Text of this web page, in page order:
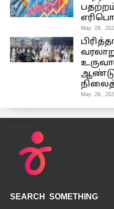
May 28,
May 28,
SEARCH SOMETHING